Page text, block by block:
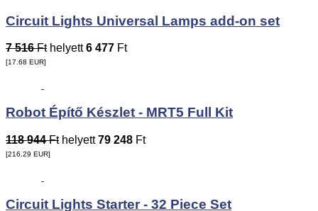
Circuit Lights Universal Lamps add-on set
7 516 Fthelyett6 477 Ft
[17.68 EUR]
Robot Építő Készlet - MRT5 Full Kit
118 944 Fthelyett79 248 Ft
[216.29 EUR]
Circuit Lights Starter - 32 Piece Set